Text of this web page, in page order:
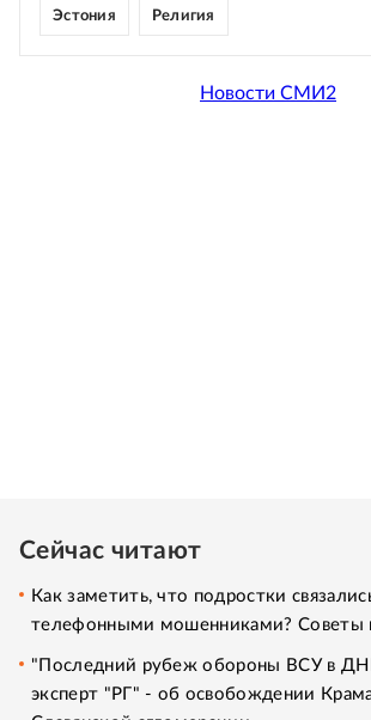
Эстония Религия
Новости СМИ2
Сейчас читают
Как заметить, что подростки
телефонными мошенниками? Советы
"Последний рубеж обороны ВСУ в
эксперт "РГ" - об освобождении